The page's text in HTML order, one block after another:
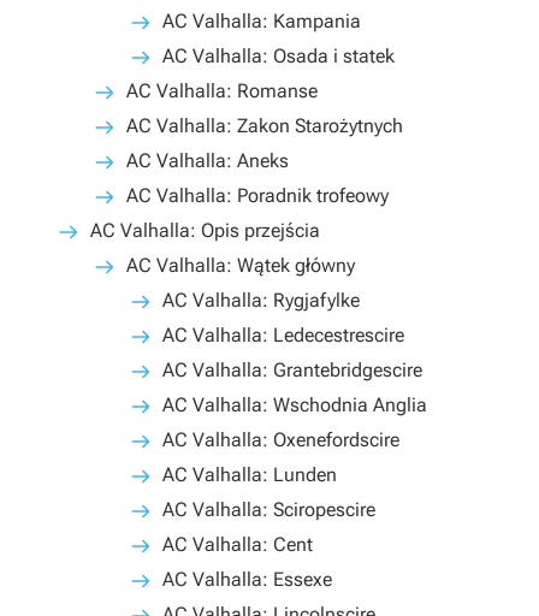
AC Valhalla: Kampania
AC Valhalla: Osada i statek
AC Valhalla: Romanse
AC Valhalla: Zakon Starożytnych
AC Valhalla: Aneks
AC Valhalla: Poradnik trofeowy
AC Valhalla: Opis przejścia
AC Valhalla: Wątek główny
AC Valhalla: Rygjafylke
AC Valhalla: Ledecestrescire
AC Valhalla: Grantebridgescire
AC Valhalla: Wschodnia Anglia
AC Valhalla: Oxenefordscire
AC Valhalla: Lunden
AC Valhalla: Sciropescire
AC Valhalla: Cent
AC Valhalla: Essexe